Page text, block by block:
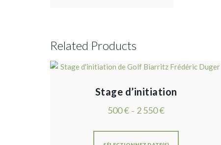
Related Products
Stage d’initiation
500€ – 2 550€